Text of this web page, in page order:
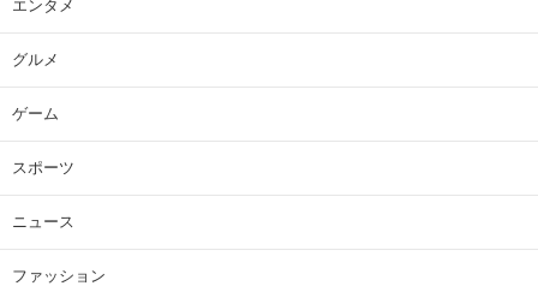
エンタメ
グルメ
ゲーム
スポーツ
ニュース
ファッション